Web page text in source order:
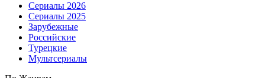
Сериалы 2026
Сериалы 2025
Зарубежные
Российские
Турецкие
Мультсериалы